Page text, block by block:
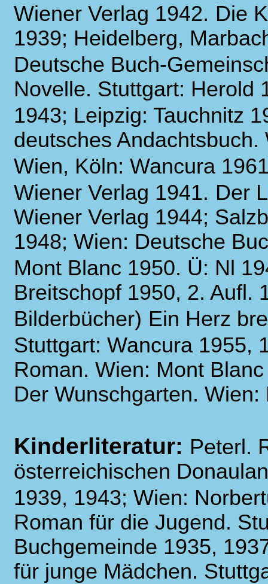
Wiener Verlag 1942. Die
1939; Heidelberg,
Deutsche Buch-
Novelle. Stuttgart: Herold
1943; Leipzig: Tauchnitz
deutsches
Wien, Köln: Wancura
Wiener Verlag 1941. Der
Wiener Verlag 1944;
1948; Wien: Deutsche
Mont Blanc 1950. Ü: Nl
Breitschopf 1950, 2. Aufl.
Bilderbücher) Ein Herz
Stuttgart: Wancura 1955,
Roman. Wien: Mont
Der Wunschgarten.
Kinderliteratur: Peterl.
österreichischen
1939, 1943; Wien:
Roman für die Jugend.
Buchgemeinde 1935,
für junge Mädchen.